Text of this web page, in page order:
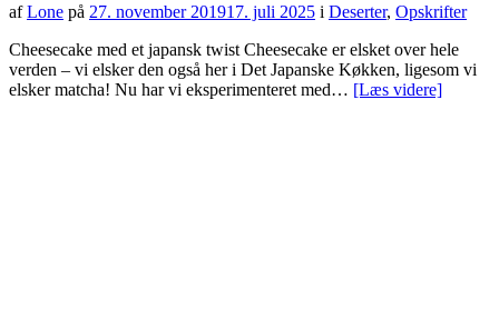
afLone på 27. november 201917. juli 2025 i Deserter, Opskrifter
Cheesecake med et japansk twist Cheesecake er elsket over hele
verden – vi elsker den også her i Det Japanske Køkken, ligesom vi
elsker matcha! Nu har vi eksperimenteret med… [Læs videre]